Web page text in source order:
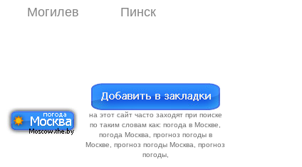
Могилев Пинск
на этот сайт часто заходят при поиске
по таким словам как: погода в Москве,
погода Москва, прогноз погоды в
Москве, прогноз погоды Москва, прогноз
погоды,